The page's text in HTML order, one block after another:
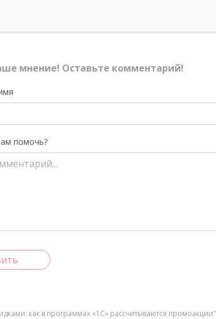
мнение! Оставьте комментарий!
помочь?
как в программах «1С» рассчитываются промоакции"